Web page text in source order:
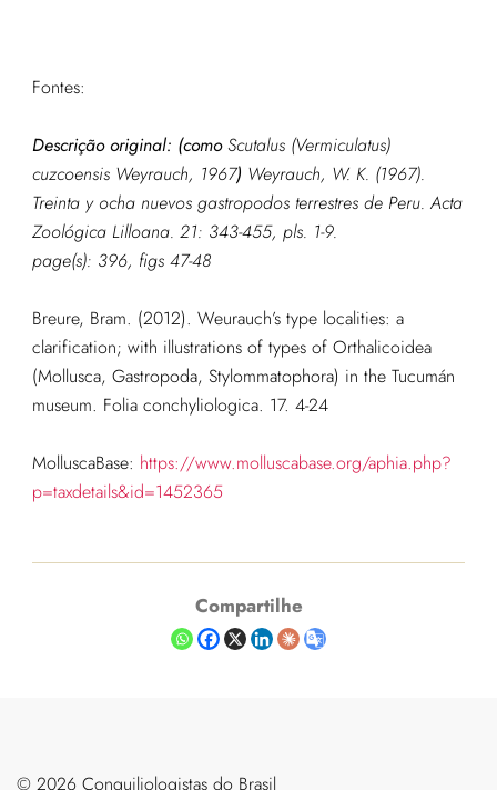
Fontes:
Descrição original: (comoScutalus (Vermiculatus)
cuzcoensis Weyrauch, 1967) Weyrauch, W. K. (1967).
Treinta y ocha nuevos gastropodos terrestres de Peru. Acta
Zoológica Lilloana. 21: 343-455, pls. 1-9.
page(s): 396, figs 47-48
Breure, Bram. (2012). Weurauch’s type localities: a
clarification; with illustrations of types of Orthalicoidea
(Mollusca, Gastropoda, Stylommatophora) in the Tucumán
museum. Folia conchyliologica. 17. 4-24
MolluscaBase: https://www.molluscabase.org/aphia.php?
p=taxdetails&id=1452365
Compartilhe
©️ 2026 Conquiliologistas do Brasil